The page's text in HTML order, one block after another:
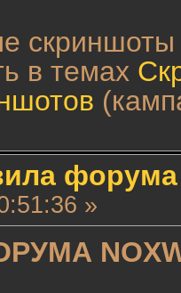
в темах
форума
»